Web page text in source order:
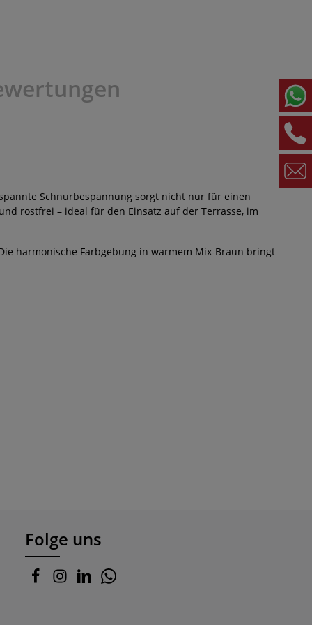
Schnurbespannung sorgt nicht nur für einen
rostfrei – ideal für den Einsatz auf der Terrasse, im
harmonische Farbgebung in warmem Mix-Braun bringt
Folge uns